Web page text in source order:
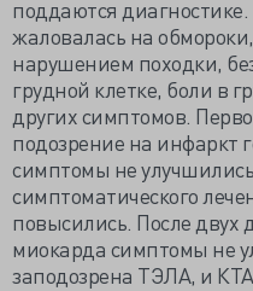
поддаются
жаловалась на
нарушением походки,
грудной клетке, боли в
других симптомов.
подозрение на инфаркт
симптомы не
симптоматического
повысились. После двух
миокарда симптомы не
заподозрена ТЭЛА, и